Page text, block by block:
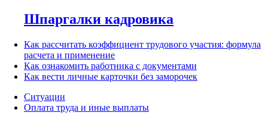
Шпаргалки кадровика
Как рассчитать коэффициент трудового участия: формула
расчета и применение
Как ознакомить работника с документами
Как вести личные карточки без заморочек
Ситуации
Оплата труда и иные выплаты